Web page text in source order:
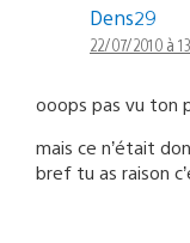
Dens29
22/07/2010 à
ooops pas vu ton
mais ce n’était
bref tu as raison